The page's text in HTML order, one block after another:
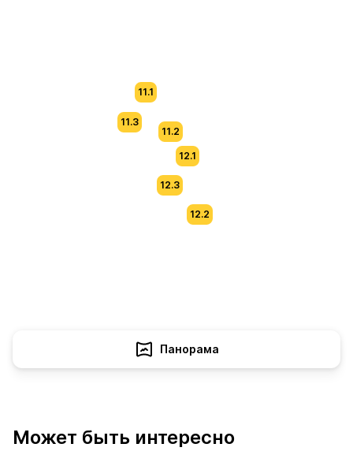
11.3
11.1
11.2
12.1
12.2
12.3
Панорама
Может быть интересно